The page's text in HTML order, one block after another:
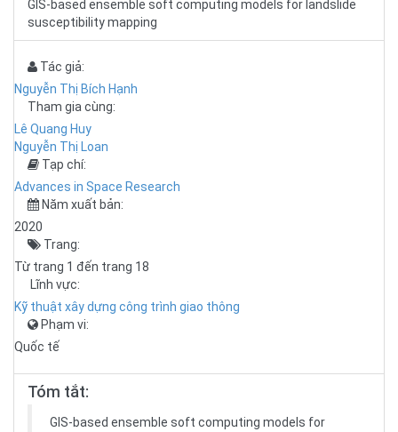
GIS-based ensemble soft computing models for landslide
susceptibility mapping
Tác giả:
Nguyễn Thị Bích Hạnh
Tham gia cùng:
Lê Quang Huy
Nguyễn Thị Loan
Tạp chí:
Advances in Space Research
Năm xuất bản:
2020
Trang:
Từ trang 1 đến trang 18
Lĩnh vực:
Kỹ thuật xây dựng công trình giao thông
Phạm vi:
Quốc tế
Tóm tắt:
GIS-based ensemble soft computing models for